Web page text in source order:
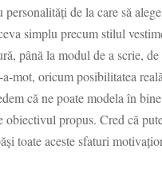
personalități de la care să
simplu precum stilul
până la modul de a scrie, de
mot, oricum posibilitatea
că ne poate modela în
obiectivul propus. Cred că
toate aceste sfaturi